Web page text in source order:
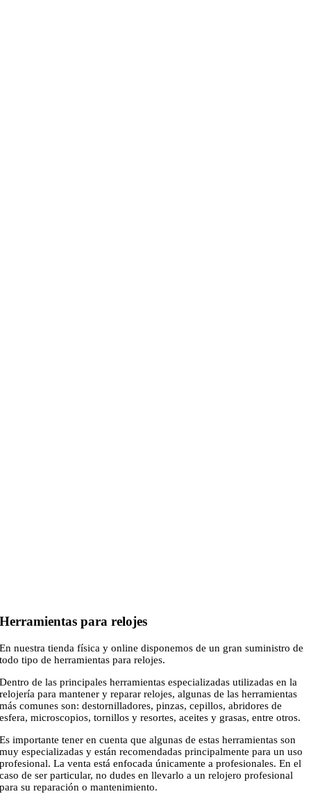
Herramientas para relojes
En nuestra tienda física y online disponemos de un gran suministro de
todo tipo de herramientas para relojes.
Dentro de las principales herramientas especializadas utilizadas en la
relojería para mantener y reparar relojes, algunas de las herramientas
más comunes son: destornilladores, pinzas, cepillos, abridores de
esfera, microscopios, tornillos y resortes, aceites y grasas, entre otros.
Es importante tener en cuenta que algunas de estas herramientas son
muy especializadas y están recomendadas principalmente para un uso
profesional. La venta está enfocada únicamente a profesionales. En el
caso de ser particular, no dudes en llevarlo a un relojero profesional
para su reparación o mantenimiento.